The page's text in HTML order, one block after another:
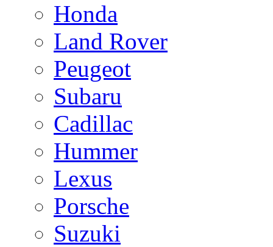
Honda
Land Rover
Peugeot
Subaru
Cadillac
Hummer
Lexus
Porsche
Suzuki